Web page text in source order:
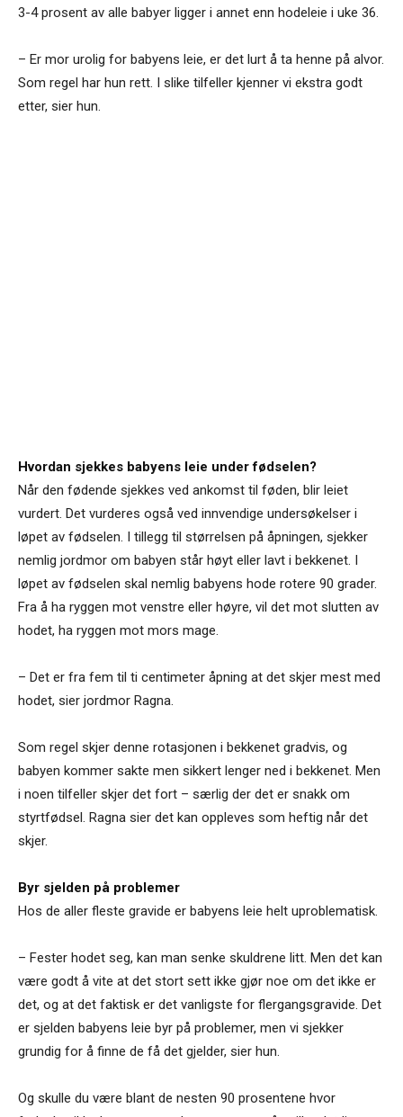
3-4 prosent av alle babyer ligger i annet enn hodeleie i uke 36.
– Er mor urolig for babyens leie, er det lurt å ta henne på alvor.
Som regel har hun rett. I slike tilfeller kjenner vi ekstra godt
etter, sier hun.
Hvordan sjekkes babyens leie under fødselen?
Når den fødende sjekkes ved ankomst til føden, blir leiet
vurdert. Det vurderes også ved innvendige undersøkelser i
løpet av fødselen. I tillegg til størrelsen på åpningen, sjekker
nemlig jordmor om babyen står høyt eller lavt i bekkenet. I
løpet av fødselen skal nemlig babyens hode rotere 90 grader.
Fra å ha ryggen mot venstre eller høyre, vil det mot slutten av
hodet, ha ryggen mot mors mage.
– Det er fra fem til ti centimeter åpning at det skjer mest med
hodet, sier jordmor Ragna.
Som regel skjer denne rotasjonen i bekkenet gradvis, og
babyen kommer sakte men sikkert lenger ned i bekkenet. Men
i noen tilfeller skjer det fort – særlig der det er snakk om
styrtfødsel. Ragna sier det kan oppleves som heftig når det
skjer.
Byr sjelden på problemer
Hos de aller fleste gravide er babyens leie helt uproblematisk.
– Fester hodet seg, kan man senke skuldrene litt. Men det kan
være godt å vite at det stort sett ikke gjør noe om det ikke er
det, og at det faktisk er det vanligste for flergangsgravide. Det
er sjelden babyens leie byr på problemer, men vi sjekker
grundig for å finne de få det gjelder, sier hun.
Og skulle du være blant de nesten 90 prosentene hvor